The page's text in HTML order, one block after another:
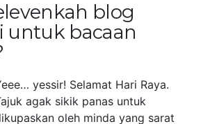
blog
untuk bacaan
yessir! Selamat Hari Raya.
agak sikik panas untuk
oleh minda yang sarat